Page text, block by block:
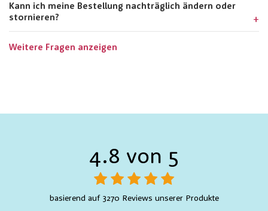
Kann ich meine Bestellung nachträglich ändern oder
stornieren?
Weitere Fragen anzeigen
4.8 von 5
basierend auf 3270 Reviews unserer Produkte